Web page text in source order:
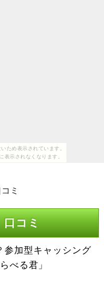
ため表示されています。
表示されなくなります。
ミ
口コミ
参加型キャッシング
べる君」